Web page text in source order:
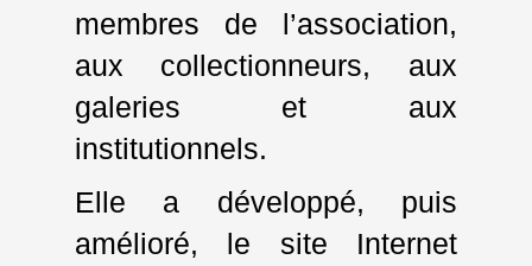
membres de l’association,
aux collectionneurs, aux
galeries et aux
institutionnels.
Elle a développé, puis
amélioré, le site Internet